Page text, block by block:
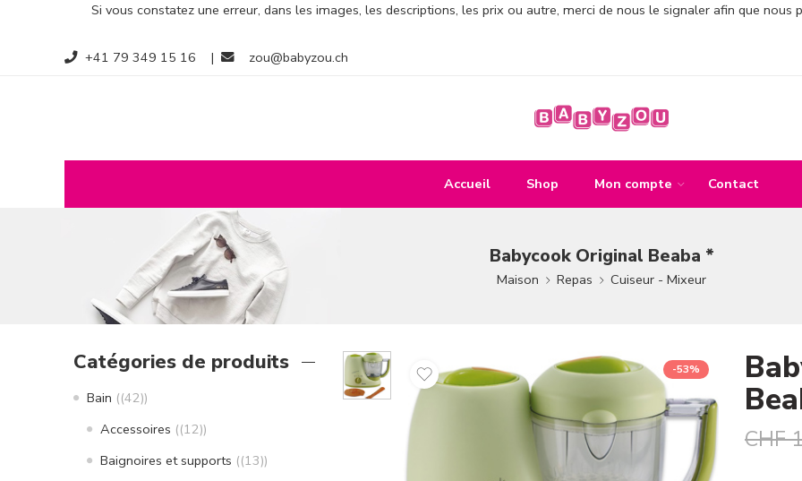
Si vous constatez une erreur, dans les images, les descriptions, les prix ou autre, merci de nous le signaler afin que
+41 79 349 15 16 | zou@babyzou.ch
Accueil Shop Mon compte Contact
Babycook Original Beaba *
Maison Repas Cuiseur - Mixeur
-53%
CHF
Catégories de produits
Bain (42)
Accessoires (12)
Baignoires et supports (13)